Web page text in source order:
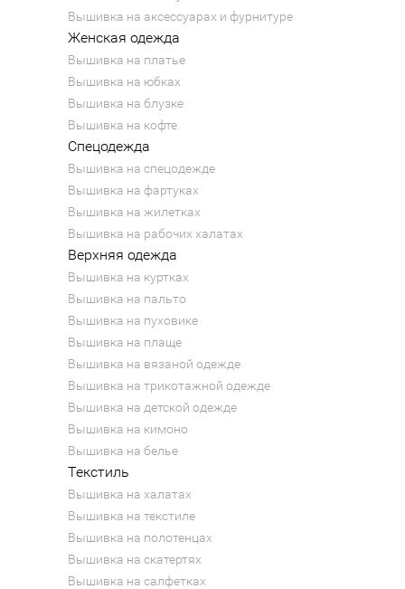
Вышивка на аксессуарах и фурнитуре
Женская одежда
Вышивка на платье
Вышивка на юбках
Вышивка на блузке
Вышивка на кофте
Спецодежда
Вышивка на спецодежде
Вышивка на фартуках
Вышивка на жилетках
Вышивка на рабочих халатах
Верхняя одежда
Вышивка на куртках
Вышивка на пальто
Вышивка на пуховике
Вышивка на плаще
Вышивка на вязаной одежде
Вышивка на трикотажной одежде
Вышивка на детской одежде
Вышивка на кимоно
Вышивка на белье
Текстиль
Вышивка на халатах
Вышивка на текстиле
Вышивка на полотенцах
Вышивка на скатертях
Вышивка на салфетках